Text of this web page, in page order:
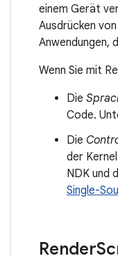
einem Gerät
Ausdrücken
Wenn Sie mit
Die
Code.
Die
der
NDK und
Single-
Render